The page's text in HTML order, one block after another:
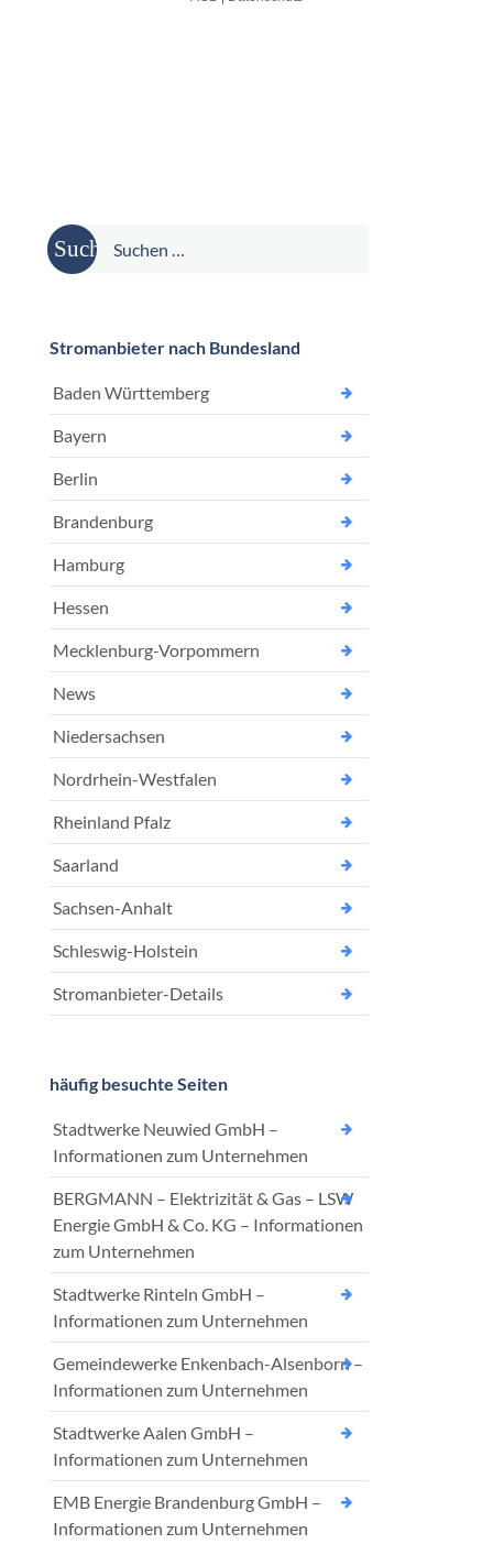
Suche
nach:
Stromanbieter nach Bundesland
Baden Württemberg
Bayern
Berlin
Brandenburg
Hamburg
Hessen
Mecklenburg-Vorpommern
News
Niedersachsen
Nordrhein-Westfalen
Rheinland Pfalz
Saarland
Sachsen-Anhalt
Schleswig-Holstein
Stromanbieter-Details
häufig besuchte Seiten
Stadtwerke Neuwied GmbH –
Informationen zum Unternehmen
BERGMANN – Elektrizität & Gas – LSW
Energie GmbH & Co. KG – Informationen
zum Unternehmen
Stadtwerke Rinteln GmbH –
Informationen zum Unternehmen
Gemeindewerke Enkenbach-Alsenborn –
Informationen zum Unternehmen
Stadtwerke Aalen GmbH –
Informationen zum Unternehmen
EMB Energie Brandenburg GmbH –
Informationen zum Unternehmen